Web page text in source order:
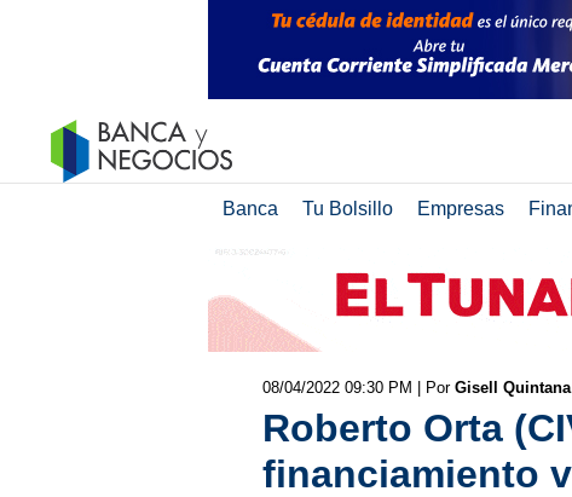
Banca Tu Bolsillo Empresas
08/04/2022 09:30 PM | Por Gisell Quintana
Roberto Orta
financiamiento